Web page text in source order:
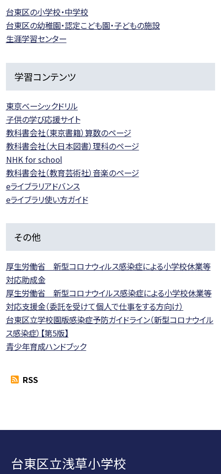
台東区の小学校・中学校
台東区の幼稚園・認定こども園・子どもの施設
生涯学習センター
学習コンテンツ
東京ベーシックドリル
子供の学び応援サイト
教科書会社（東京書籍）算数のページ
教科書会社（大日本図書）理科のページ
NHK for school
教科書会社（教育芸術社）音楽のページ
eライブラリアドバンス
eライブラリ使い方ガイド
その他
厚生労働省 新型コロナウィルス感染症による小学校休業等
対応助成金
厚生労働省 新型コロナウイルス感染症による小学校休業等
対応支援金（委託を受けて個人で仕事をする方向け）
台東区立学校園版感染症予防ガイドライン（新型コロナウイル
ス感染症）【第5版】
青少年育成ハンドブック
RSS
台東区立浅草小学校